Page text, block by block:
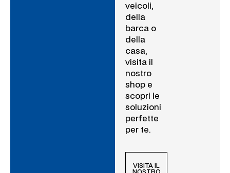
veicoli,
della
barca o
della
casa,
visita il
nostro
shop e
scopri le
soluzioni
perfette
per te.
VISITA IL